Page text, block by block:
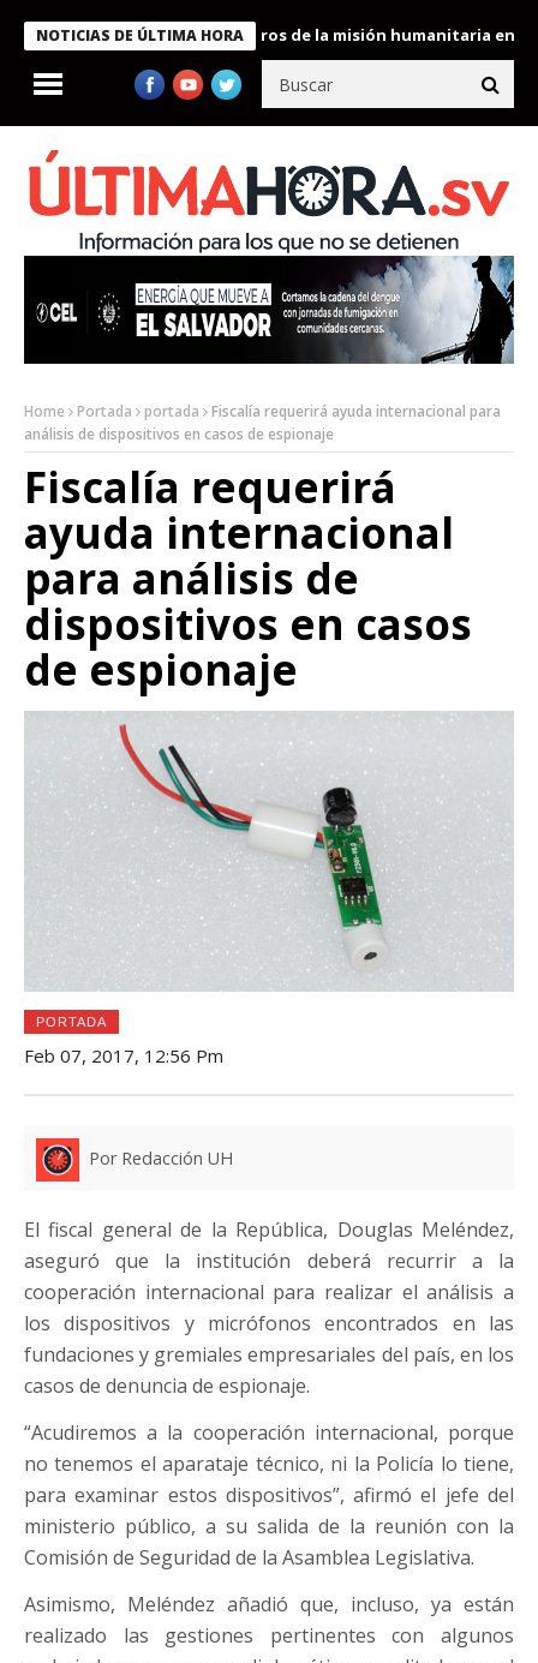
NOTICIAS DE ÚLTIMA HORA
condecora a miembros de la misión humanitaria enviada a
Home Portada portada
Fiscalía requerirá ayuda internacional para
análisis de dispositivos en casos de espionaje
Fiscalía requerirá
ayuda internacional
para análisis de
dispositivos en casos
de espionaje
PORTADA
Feb 07, 2017, 12:56 Pm
Por Redacción UH
El fiscal general de la República, Douglas Meléndez,
aseguró que la institución deberá recurrir a la
cooperación internacional para realizar el análisis a
los dispositivos y micrófonos encontrados en las
fundaciones y gremiales empresariales del país, en los
casos de denuncia de espionaje.
“Acudiremos a la cooperación internacional, porque
no tenemos el aparataje técnico, ni la Policía lo tiene,
para examinar estos dispositivos”, afirmó el jefe del
ministerio público, a su salida de la reunión con la
Comisión de Seguridad de la Asamblea Legislativa.
Asimismo, Meléndez añadió que, incluso, ya están
realizado las gestiones pertinentes con algunos